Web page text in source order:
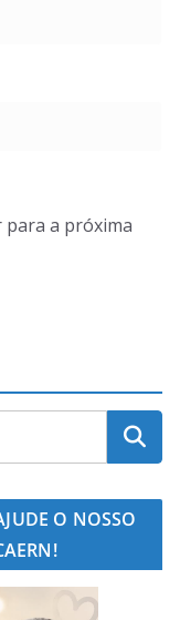
para a próxima
O NOSSO